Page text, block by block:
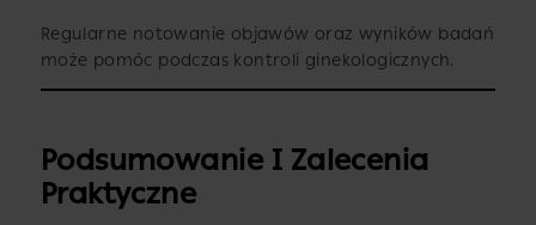
Regularne notowanie objawów oraz wyników badań
może pomóc podczas kontroli ginekologicznych.
Podsumowanie I Zalecenia
Praktyczne